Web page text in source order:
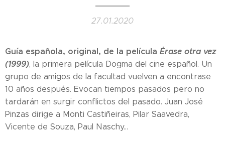
27.01.2020
Guía española, original, de la película Érase otra vez
(1999), la primera película Dogma del cine español. Un
grupo de amigos de la facultad vuelven a encontrase
10 años después. Evocan tiempos pasados pero no
tardarán en surgir conflictos del pasado. Juan José
Pinzas dirige a Monti Castiñeiras, Pilar Saavedra,
Vicente de Souza, Paul Naschy...